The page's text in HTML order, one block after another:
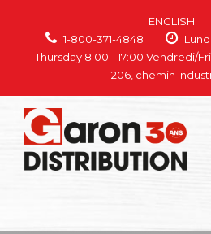
ENGLISH
1-800-371-4848
Thursday 8:00 - 17:00 Vendredi/
1206, chemin